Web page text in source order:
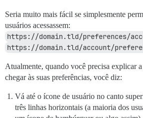
Seria muito mais fácil se simplesmente
usuários acessassem:
https://domain.tld/preferences/
https://domain.tld/account/
Atualmente, quando você precisa explicar
chegar às suas preferências, você diz:
Vá até o ícone de usuário no canto
três linhas horizontais (a maioria dos